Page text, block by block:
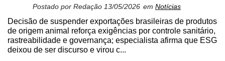
Postado por Redação 13/05/2026 em Notícias
Decisão de suspender exportações brasileiras de produtos
de origem animal reforça exigências por controle sanitário,
rastreabilidade e governança; especialista afirma que ESG
deixou de ser discurso e virou c...